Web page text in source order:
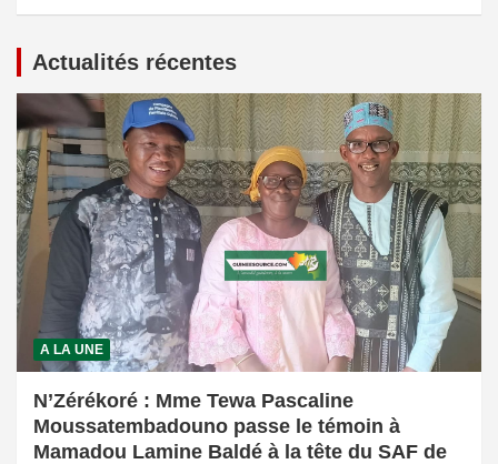
Actualités récentes
A LA UNE
N’Zérékoré : Mme Tewa Pascaline
Moussatembadouno passe le témoin à
Mamadou Lamine Baldé à la tête du SAF de